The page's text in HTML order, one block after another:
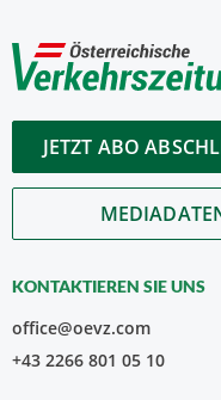
JETZT ABO
KONTAKTIEREN SIE UNS
office@oevz.com
+43 2266 801 05 10